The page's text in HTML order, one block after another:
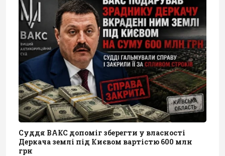
Суддя ВАКС допоміг зберегти у власності
Деркача землі під Києвом вартістю 600 млн
грн